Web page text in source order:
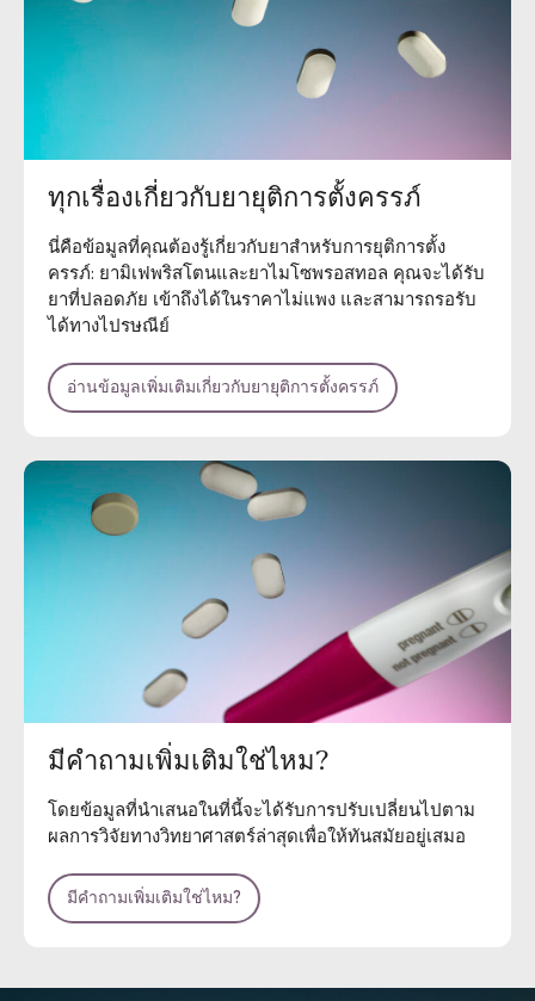
ทุกเรื่องเกี่ยวกับยายุติการตั้งครรภ์
นี่คือข้อมูลที่คุณต้องรู้เกี่ยวกับยาสำหรับการยุติการตั้ง
ครรภ์: ยามิเฟพริสโตนและยาไมโซพรอสทอล คุณจะได้รับ
ยาที่ปลอดภัย เข้าถึงได้ในราคาไม่แพง และสามารถรอรับ
ได้ทางไปรษณีย์
อ่านข้อมูลเพิ่มเติมเกี่ยวกับยายุติการตั้งครรภ์
มีคำถามเพิ่มเติมใช่ไหม?
โดยข้อมูลที่นำเสนอในที่นี้จะได้รับการปรับเปลี่ยนไปตาม
ผลการวิจัยทางวิทยาศาสตร์ล่าสุดเพื่อให้ทันสมัยอยู่เสมอ
มีคำถามเพิ่มเติมใช่ไหม?